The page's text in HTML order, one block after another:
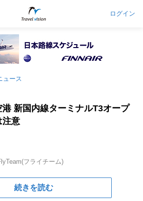
ログイン
ュース
新国内線ターミナルT3オープ
注意
フライチーム)
続きを読む